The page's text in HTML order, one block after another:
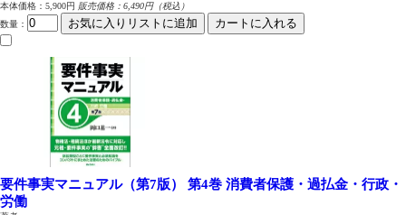
本体価格：5,900円 販売価格：6,490円（税込）
数量 ： お気に入りリストに追加 カートに入れる
要件事実マニュアル（第7版） 第4巻 消費者保護・過払金・行政・
労働